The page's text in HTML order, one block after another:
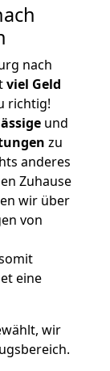
nach
viel Geld
richtig!
und
zu
anderes
Zuhause
wir über
von
eine
wir